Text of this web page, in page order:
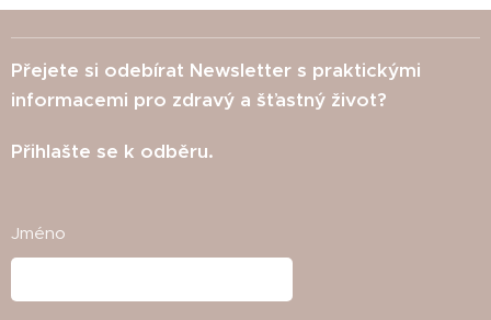
Přejete si odebírat Newsletter s praktickými
informacemi pro zdravý a šťastný život?
Přihlašte se k odběru.
Jméno